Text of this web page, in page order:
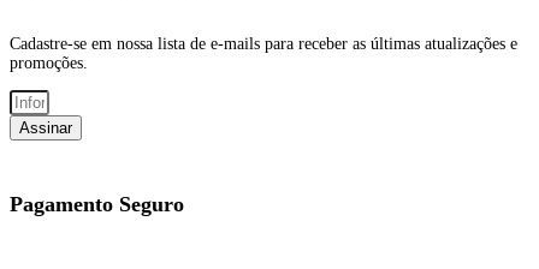
Cadastre-se em nossa lista de e-mails para receber as últimas atualizações e
promoções.
Assinar
Pagamento Seguro